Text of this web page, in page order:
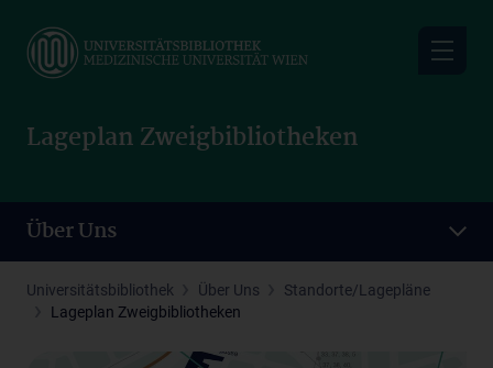
main
Lageplan Zweigbibliotheken
Über Uns
Universitätsbibliothek Über Uns
Standorte/Lagepläne
Lageplan Zweigbibliotheken